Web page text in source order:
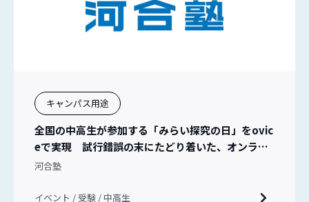
キャンパス用途
全国の中高生が参加する「みらい探究の日」をovic
eで実現 試行錯誤の末にたどり着いた、オンライ
ンイベントの新しい形
河合塾
イベント / 受験 / 中高生